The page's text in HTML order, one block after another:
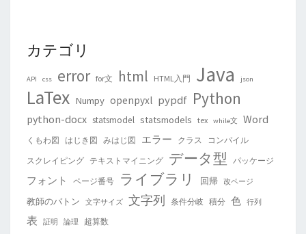
カテゴリ
API css error for文 html HTML入門 Java json
LaTex Numpy openpyxl pypdf Python
python-docx statsmodel statsmodels tex while文 Word
くもわ図 はじき図 みはじ図 エラー クラス
コンパイル
スクレイピング テキストマイニング データ型 パッケージ
フォント ページ番号 ライブラリ 回帰 改ページ
教師のバトン 文字サイズ 文字列 条件分岐 積分 色 行列
表 証明 論理 超算数